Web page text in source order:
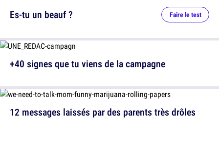
12 messages laissés par des parents très drôles
Es-tu un beauf ? Faire le test
+40 signes que tu viens de la campagne